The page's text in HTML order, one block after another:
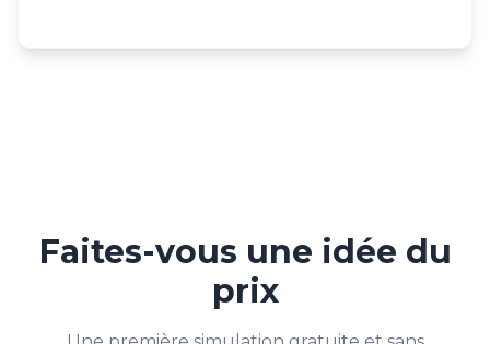
Faites-vous une idée du
prix